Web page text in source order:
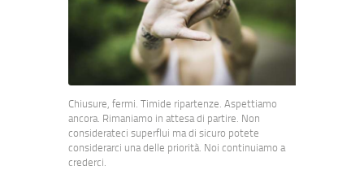
Chiusure, fermi. Timide ripartenze. Aspettiamo
ancora. Rimaniamo in attesa di partire. Non
considerateci superflui ma di sicuro potete
considerarci una delle priorità. Noi continuiamo a
crederci.